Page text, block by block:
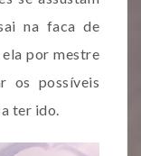
na faca de
por mestre
os possíveis
ter ido.